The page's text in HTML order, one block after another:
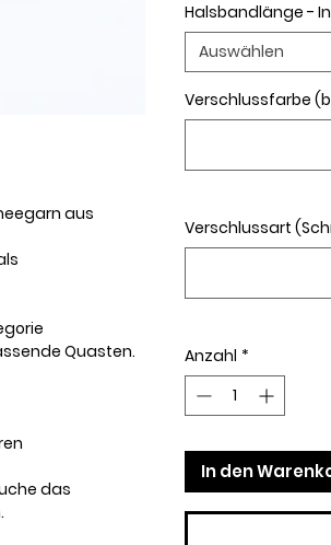
aus
Quasten.
das
Halsbandlänge -
Auswählen
Verschlussfarbe
Verschlussart
Anzahl *
In den